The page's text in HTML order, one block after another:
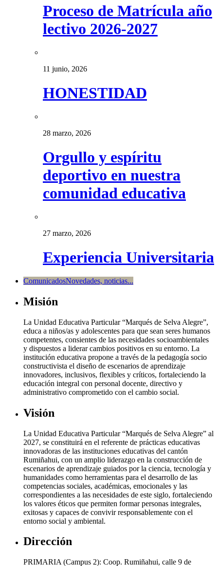
Proceso de Matrícula año
lectivo 2026-2027
11 junio, 2026
HONESTIDAD
28 marzo, 2026
Orgullo y espíritu
deportivo en nuestra
comunidad educativa
27 marzo, 2026
Experiencia Universitaria
ComunicadosNovedades, noticias...
Misión
La Unidad Educativa Particular “Marqués de Selva Alegre”,
educa a niños/as y adolescentes para que sean seres humanos
competentes, consientes de las necesidades socioambientales
y dispuestos a liderar cambios positivos en su entorno. La
institución educativa propone a través de la pedagogía socio
constructivista el diseño de escenarios de aprendizaje
innovadores, inclusivos, flexibles y críticos, fortaleciendo la
educación integral con personal docente, directivo y
administrativo comprometido con el cambio social.
Visión
La Unidad Educativa Particular “Marqués de Selva Alegre” al
2027, se constituirá en el referente de prácticas educativas
innovadoras de las instituciones educativas del cantón
Rumiñahui, con un amplio liderazgo en la construcción de
escenarios de aprendizaje guiados por la ciencia, tecnología y
humanidades como herramientas para el desarrollo de las
competencias sociales, académicas, emocionales y las
correspondientes a las necesidades de este siglo, fortaleciendo
los valores éticos que permiten formar personas integrales,
exitosas y capaces de convivir responsablemente con el
entorno social y ambiental.
Dirección
PRIMARIA (Campus 2): Coop. Rumiñahui, calle 9 de